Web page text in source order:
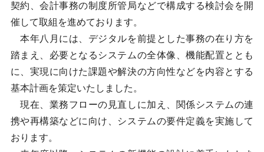
契約、会計事務の制度所管局などで構成する検討会を開
催して取組を進めております。
本年八月には、デジタルを前提とした事務の在り方を
踏まえ、必要となるシステムの全体像、機能配置ととも
に、実現に向けた課題や解決の方向性などを内容とする
基本計画を策定いたしました。
現在、業務フローの見直しに加え、関係システムの連
携や再構築などに向け、システムの要件定義を実施して
おります。